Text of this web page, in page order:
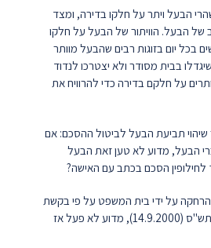
הבעל ויתר על חלקו בדירה, ומצד
של הבעל. הוויתור של הבעל על חלקו
בכל יום בזוגות רבים שהבעל מוותר
בבית מסודר ולא יצטרכו לנדוד
על חלקם בדירה כדי להרוויח את
תביעת הבעל לביטול ההסכם: אם
הבעל, מדוע לא טען זאת הבעל
הסכם בכתב עם האישה?
הרחקה על ידי בית המשפט על פי בקשת
האישה כבר בתאריך י"ד באלול תש"ס (14.9.2000), מדוע לא פעל אז